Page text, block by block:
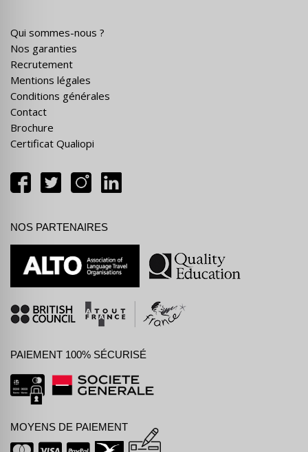
Qui sommes-nous ?
Nos garanties
Recrutement
Mentions légales
Conditions générales
Contact
Brochure
Certificat Qualiopi
NOS PARTENAIRES
PAIEMENT 100% SÉCURISÉ
MOYENS DE PAIEMENT